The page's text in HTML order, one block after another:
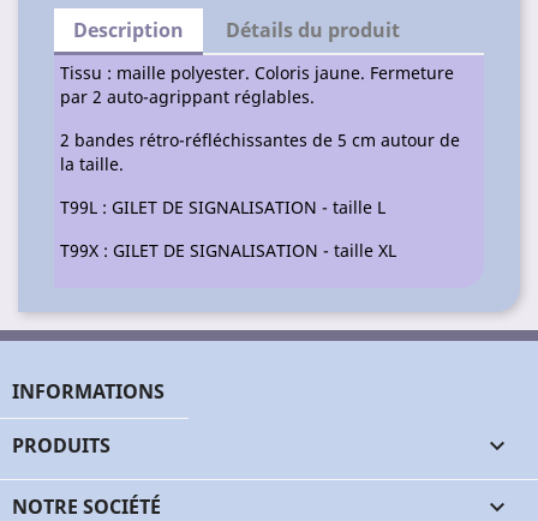
Description Détails du produit
Tissu : maille polyester. Coloris jaune. Fermeture
par 2 auto-agrippant réglables.
2 bandes rétro-réfléchissantes de 5 cm autour de
la taille.
T99L : GILET DE SIGNALISATION - taille L
T99X : GILET DE SIGNALISATION - taille XL
INFORMATIONS
PRODUITS 
NOTRE SOCIÉTÉ 